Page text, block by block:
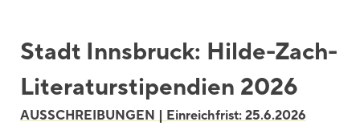
Stadt Innsbruck: Hilde-Zach-
Literaturstipendien 2026
AUSSCHREIBUNGEN | Einreichfrist: 25.6.2026
Kontakt
Blackboard